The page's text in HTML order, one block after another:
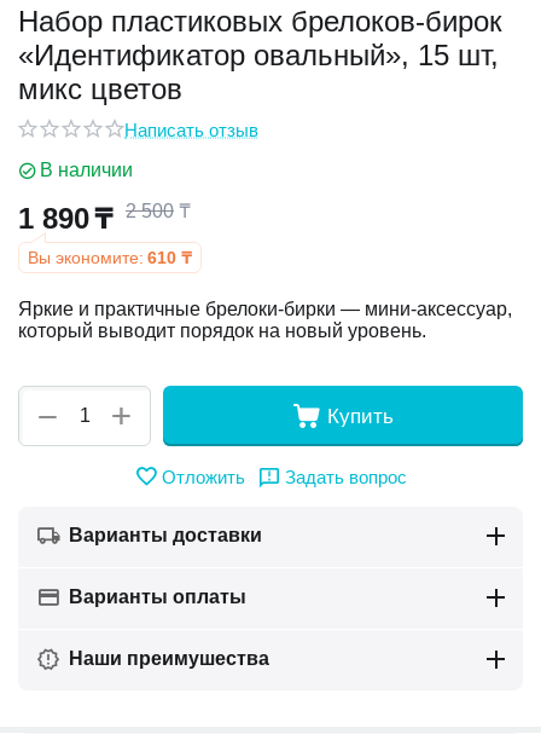
Набор пластиковых брелоков-бирок
«Идентификатор овальный», 15 шт,
микс цветов
Написать отзыв
В наличии
1 890₸ 2 500 ₸
Вы экономите: 610 ₸
Яркие и практичные брелоки-бирки — мини-аксессуар,
который выводит порядок на новый уровень.
+
− Купить
Отложить Задать вопрос
Варианты доставки
Варианты оплаты
Наши преимушества